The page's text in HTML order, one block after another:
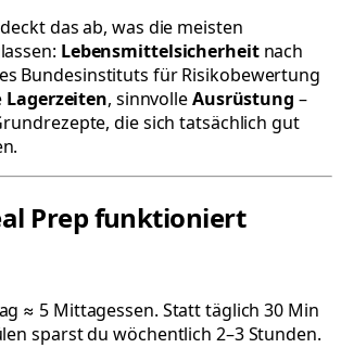
das ab, was die meisten
Lebensmittelsicherheitnach
Bundesinstituts für Risikobewertung
Lagerzeiten, sinnvolleAusrüstung –
die sich tatsächlich gut
Prep funktioniert
≈ 5 Mittagessen. Statt täglich 30 Min
sparst du wöchentlich 2–3 Stunden.